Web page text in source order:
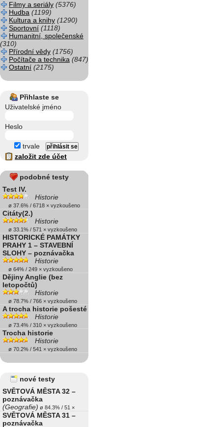
Filmy a seriály (5376)
Hudba (1199)
Kultura a knihy (1290)
Sportovní (1118)
Humanitní, společenské
(310)
Přírodní vědy (1756)
Počítače a technika (847)
Ostatní (2175)
Přihlaste se
Uživatelské jméno
Heslo
trvale
založit zde účet
podobné testy
Test IV.
Historie
ø 37.6% / 6718 × vyzkoušeno
Citáty(2.)
Historie
ø 33.1% / 571 × vyzkoušeno
HISTORICKÉ PAMÁTKY
PRAHY 1 – STAVEBNÍ
SLOHY – poznávačka
Historie
ø 64% / 249 × vyzkoušeno
Dějiny Anglie (bez
letopočtů)
Historie
ø 78.7% / 766 × vyzkoušeno
A trocha historie pošesté
Historie
ø 73.4% / 310 × vyzkoušeno
Trocha historie
Historie
ø 70.2% / 541 × vyzkoušeno
nové testy
SVĚTOVÁ MĚSTA 32 –
poznávačka
(Geografie) ø 84.3% / 51 ×
SVĚTOVÁ MĚSTA 31 –
poznávačka